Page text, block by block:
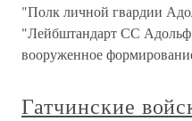
"Полк личной гвардии
"Лейбштандарт СС Адольф
вооруженное
Гатчинские